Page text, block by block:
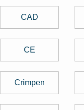
CAD
CE
Crimpen